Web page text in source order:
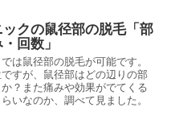
クの鼠径部の脱毛「部
回数」
は鼠径部の脱毛が可能です。
すが、鼠径部はどの辺りの部
？また痛みや効果がでてくる
いなのか、調べて見ました。